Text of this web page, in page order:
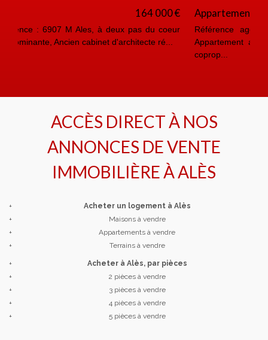
99 000 €
Référence agence : 6943 A Anduze, coeur de ville
Appartement au 3 ieme et dernier étage d'une petite
ACCÈS DIRECT À NOS
ANNONCES DE VENTE
IMMOBILIÈRE ÀALÈS
+
Acheter un logement à Alès
+
Maisons à vendre
+
Appartements à vendre
+
Terrains à vendre
+
Acheter à Alès, par pièces
+
2 pièces à vendre
+
3 pièces à vendre
+
4 pièces à vendre
+
5 pièces à vendre